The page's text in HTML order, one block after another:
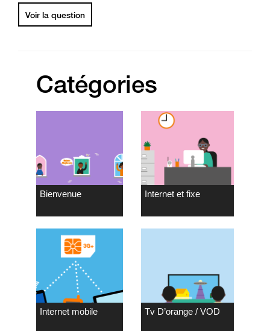
Voir la question
Catégories
Bienvenue Internet et fixe
Internet mobile Tv D’orange / VOD